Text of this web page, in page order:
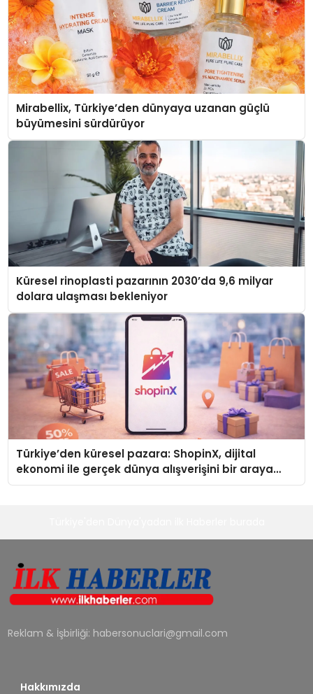
Mirabellix, Türkiye’den dünyaya uzanan güçlü
büyümesini sürdürüyor
Küresel rinoplasti pazarının 2030’da 9,6 milyar
dolara ulaşması bekleniyor
Türkiye’den küresel pazara: ShopinX, dijital
ekonomi ile gerçek dünya alışverişini bir araya
getirmeyi hedefliyor
Reklam & İşbirliği: habersonuclari@gmail.com
Hakkımızda